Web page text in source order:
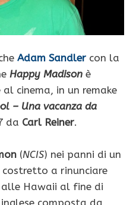
Adam Sandler con la
Happy Madison è
cinema, in un remake
– Una vacanza da
da Carl Reiner.
(NCIS) nei panni di un
a rinunciare
Hawaii al fine di